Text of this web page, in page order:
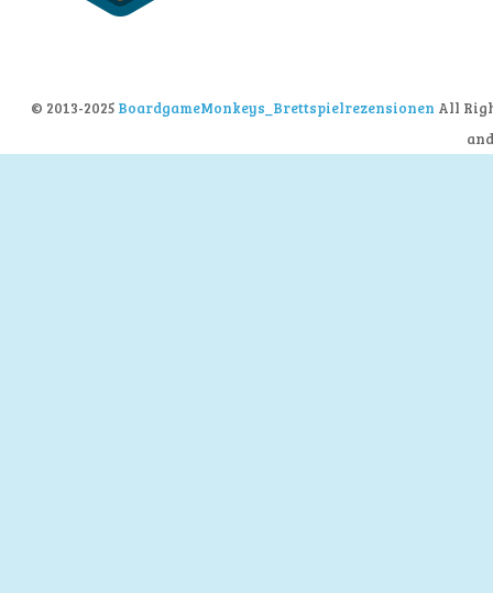
© 2013-2025 BoardgameMonkeys_Brettspielrezensionen All